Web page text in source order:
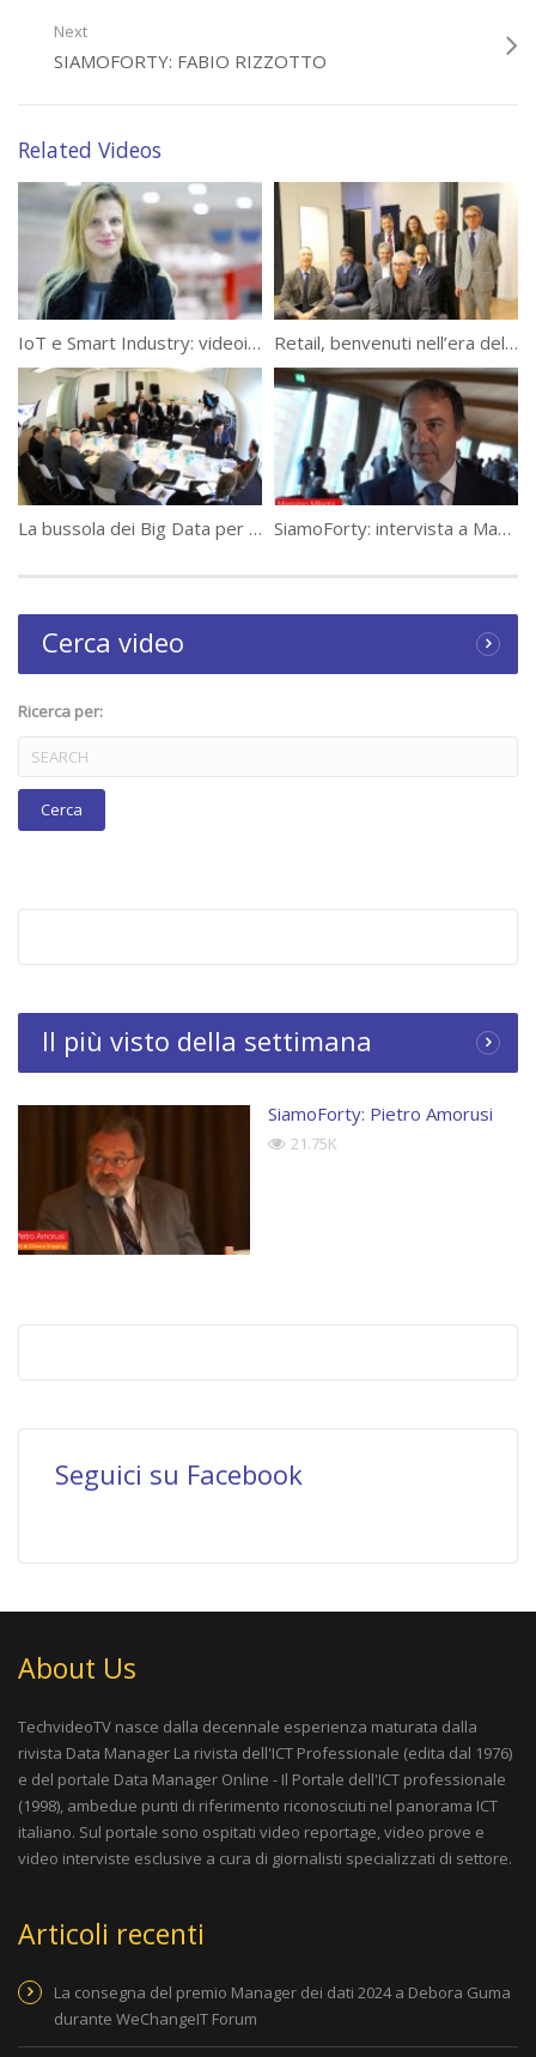
Next
SIAMOFORTY: FABIO RIZZOTTO
Related Videos
IoT e Smart Industry: videointervista a Chiara Bogo, marketing director di Dassault Systèmes Retail, benvenuti nell’era dell’hypercommerce
La bussola dei Big Data per orientare il business SiamoForty: intervista a Massimo Milanta
Cerca video
Ricerca per:
Il più visto della settimana
SiamoForty: Pietro Amorusi
21.75K
Seguici su Facebook
About Us
TechvideoTV nasce dalla decennale esperienza maturata dalla
rivista Data Manager La rivista dell'ICT Professionale (edita dal 1976)
e del portale Data Manager Online - Il Portale dell'ICT professionale
(1998), ambedue punti di riferimento riconosciuti nel panorama ICT
italiano. Sul portale sono ospitati video reportage, video prove e
video interviste esclusive a cura di giornalisti specializzati di settore.
Articoli recenti
La consegna del premio Manager dei dati 2024 a Debora Guma
durante WeChangeIT Forum